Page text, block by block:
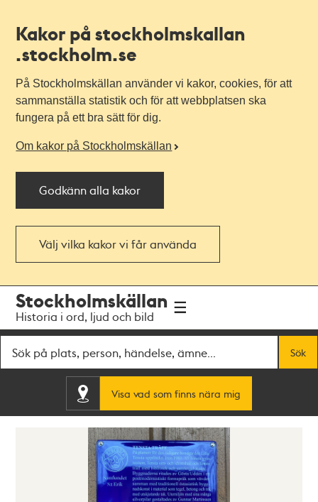
Kakor på stockholmskallan
.stockholm.se
På Stockholmskällan använder vi kakor, cookies, för att
sammanställa statistik och för att webbplatsen ska
fungera på ett bra sätt för dig.
Om kakor på Stockholmskällan
Godkänn alla kakor
Välj vilka kakor vi får använda
navigationen
huvudinnehållet
Stockholmskällan
Historia i ord, ljud och bild
Sök
Visa vad som finns nära mig